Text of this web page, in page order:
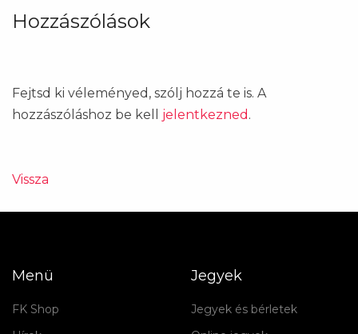
Hozzászólások
Fejtsd ki véleményed, szólj hozzá te is. A
hozzászóláshoz be kell jelentkezned .
Vissza
Menü
FK Shop
Jegyek
Jegyek és bérletek